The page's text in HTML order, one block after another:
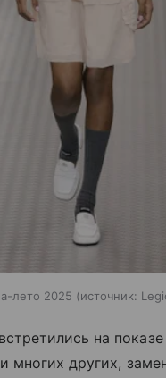
лето 2025 источник:
на показе
многих других,